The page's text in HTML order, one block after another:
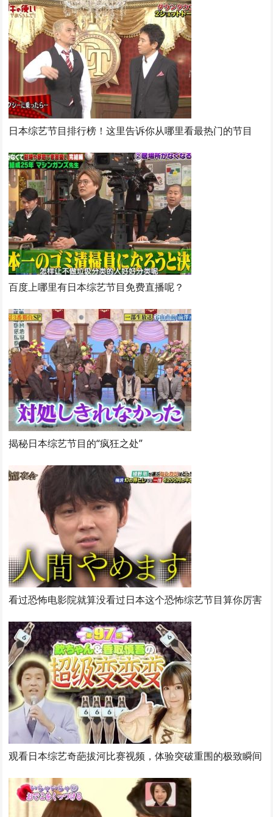
日本综艺节目排行榜！这里告诉你从哪里看最热门的节目
百度上哪里有日本综艺节目免费直播呢？
揭秘日本综艺节目的“疯狂之处”
看过恐怖电影院就算没看过日本这个恐怖综艺节目算你厉害
观看日本综艺奇葩拔河比赛视频，体验突破重围的极致瞬间